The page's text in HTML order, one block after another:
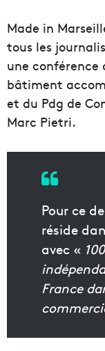
Made in
tous les
une conférence
bâtiment
et du Pdg de
Marc Pietri.
Pour ce
réside
avec «
France